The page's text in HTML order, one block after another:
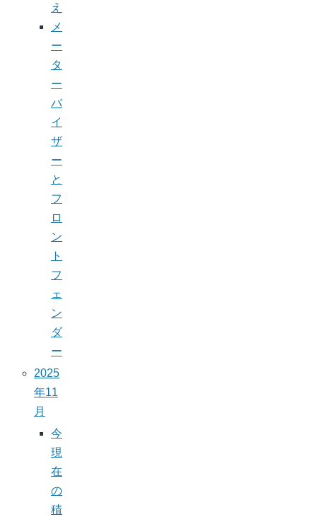
え
メ
ー
タ
ー
バ
イ
ザ
ー
と
フ
ロ
ン
ト
フ
ェ
ン
ダ
ー
2025
年11
月
今
現
在
の
積